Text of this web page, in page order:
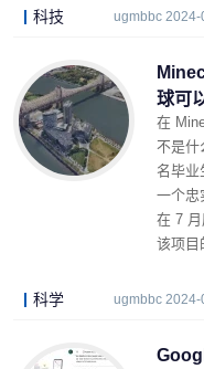
科技 ugmbbc 2024-
球可
在
不是什
名毕业
一个忠
在 7
该项目
科学 ugmbbc 2024-